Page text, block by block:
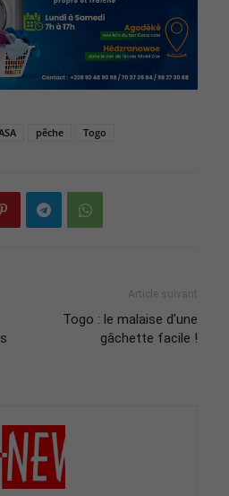
pêche Togo
Article suivant
Togo : le malaise d’une
gâchette facile !